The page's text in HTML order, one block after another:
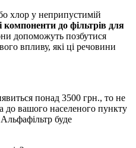
хлор у неприпустимій
компоненти до фільтрів для
допоможуть позбутися
впливу, які ці речовини
понад 3500 грн., то не
до вашого населеного пункту
Альфафільтр буде